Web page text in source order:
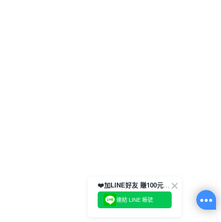
❤️加LINE好友 賺100元券！
連結 LINE 帳號